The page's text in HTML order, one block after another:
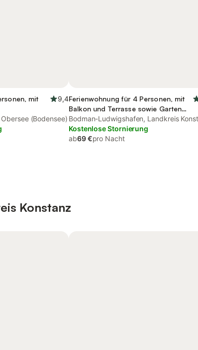
mit
9,4
(Bodensee)
Ferienwohnung für 4 Personen, mit
Balkon und Terrasse sowie Garten
und Sauna
Bodman-Ludwigshafen, Landkreis
Kostenlose Stornierung
ab69 €pro Nacht
Konstanz